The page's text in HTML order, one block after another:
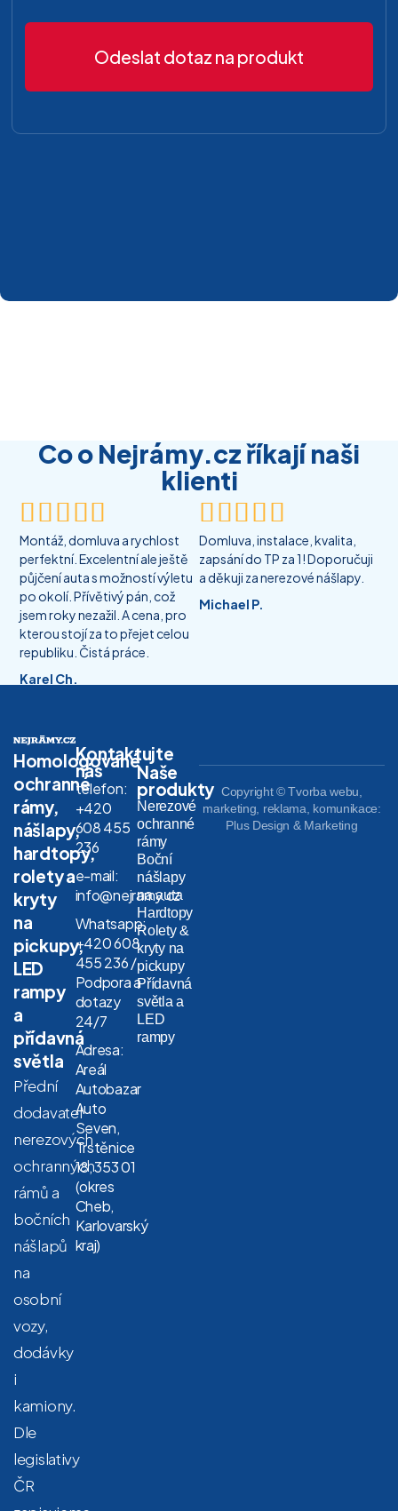
Odeslat dotaz na produkt
Co o Nejrámy.cz říkají naši
klienti

Montáž, domluva a rychlost
perfektní. Excelentní ale ještě
půjčení auta s možností výletu
po okolí. Přívětivý pán, což
jsem roky nezažil. A cena, pro
kterou stojí za to přejet celou
republiku. Čistá práce.
Karel Ch.

Domluva, instalace, kvalita,
zapsání do TP za 1! Doporučuji
a děkuji za nerezové nášlapy.
Michael P.
Homologované
ochranné
rámy,
nášlapy,
hardtopy,
rolety a
kryty
na
pickupy,
LED
rampy
a
přídavná
světla
Přední
dodavatel
nerezových
ochranných
rámů a
bočních
nášlapů
na
osobní
vozy,
dodávky
i
kamiony.
Dle
legislativy
ČR
Kontaktujte
nás
telefon:
+420
608 455
236
e-mail:
info@nejramy.cz
Whatsapp:
+420 608
455 236 /
Podpora a
dotazy
24/7
Adresa:
Areál
Autobazar
Auto
Seven,
Trstěnice
18, 353 01
(okres
Cheb,
Karlovarský
kraj)
Naše
produkty
Nerezové
ochranné
rámy
Boční
nášlapy
na auta
Hardtopy
Rolety &
kryty na
pickupy
Přídavná
světla a
LED
rampy
Copyright © Tvorba webu,
marketing, reklama, komunikace:
Plus Design & Marketing